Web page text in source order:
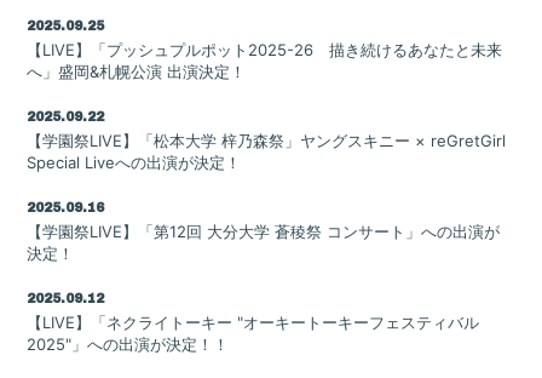
会員登録 ログイン
2025.09.25
【LIVE】「プッシュプルポット2025-26 描き続けるあなたと未来
へ」盛岡&札幌公演 出演決定！
2025.09.22
【学園祭LIVE】「松本大学 梓乃森祭」ヤングスキニー × reGretGirl
Special Liveへの出演が決定！
2025.09.16
【学園祭LIVE】「第12回 大分大学 蒼稜祭 コンサート」への出演が
決定！
2025.09.12
【LIVE】「ネクライトーキー "オーキートーキーフェスティバル
2025"」への出演が決定！！